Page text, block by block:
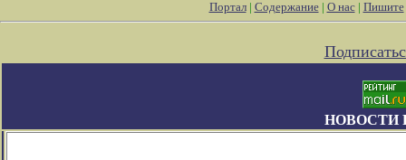
Портал| Содержание| О нас| Пишите
НОВОСТИ